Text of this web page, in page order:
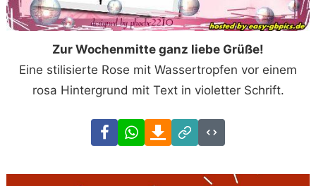
Zur Wochenmitte ganz liebe Grüße!
Eine stilisierte Rose mit Wassertropfen vor einem
rosa Hintergrund mit Text in violetter Schrift.
FacebookWhatsAppDownload
Link
Code